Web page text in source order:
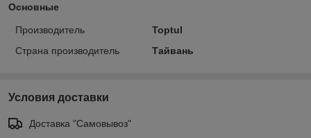
Основные
Производитель
Toptul
Страна производитель
Тайвань
Условия доставки
Доставка "Самовывоз"